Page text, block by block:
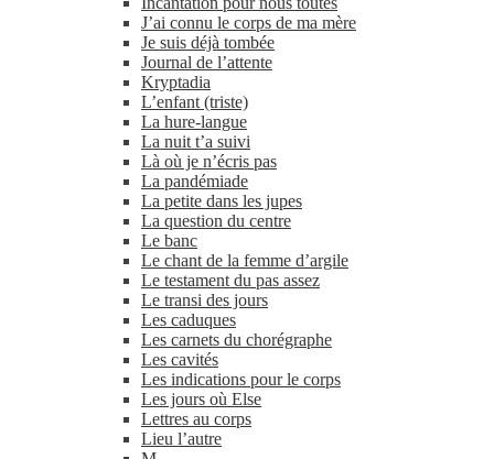
J’ai connu le corps de ma mère
Je suis déjà tombée
Journal de l’attente
Kryptadia
L’enfant (triste)
La hure-​langue
La nuit t’a suivi
Là où je n’écris pas
La pandémiade
La petite dans les jupes
La question du centre
Le banc
Le chant de la femme d’argile
Le testament du pas assez
Le transi des jours
Les caduques
Les carnets du chorégraphe
Les cavités
Les indications pour le corps
Les jours où Else
Lettres au corps
Lieu l’autre